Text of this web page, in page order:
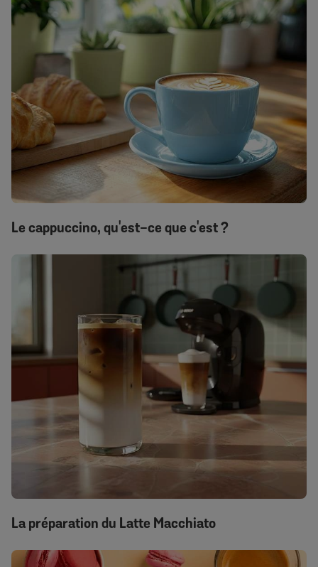
Le cappuccino, qu'est-ce que c'est ?
La préparation du Latte Macchiato